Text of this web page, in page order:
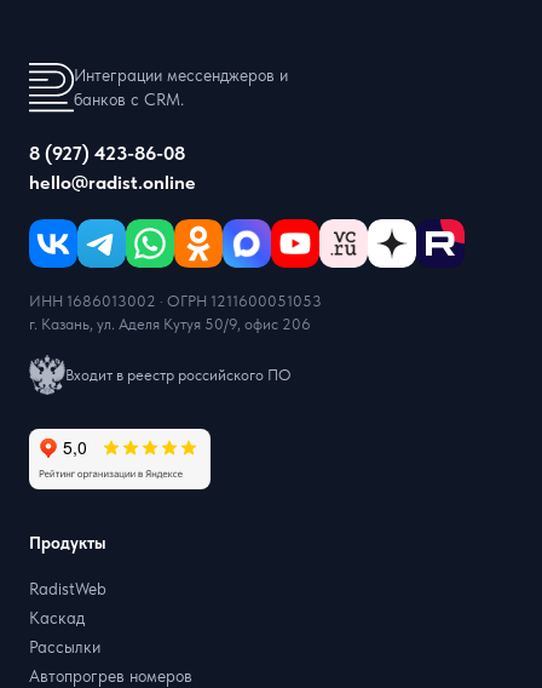
Интеграции мессенджеров и
банков с CRM.
8 (927) 423-86-08
hello@radist.online
ИНН 1686013002 · ОГРН 1211600051053
г. Казань, ул. Аделя Кутуя 50/9, офис 206
Входит в реестр российского ПО
Продукты
RadistWeb
Каскад
Рассылки
Автопрогрев номеров